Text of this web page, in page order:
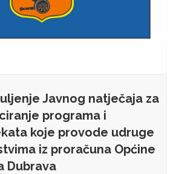
Javnog natječaja za
programa i
koje provode udruge
iz proračuna Općine
Dubrava